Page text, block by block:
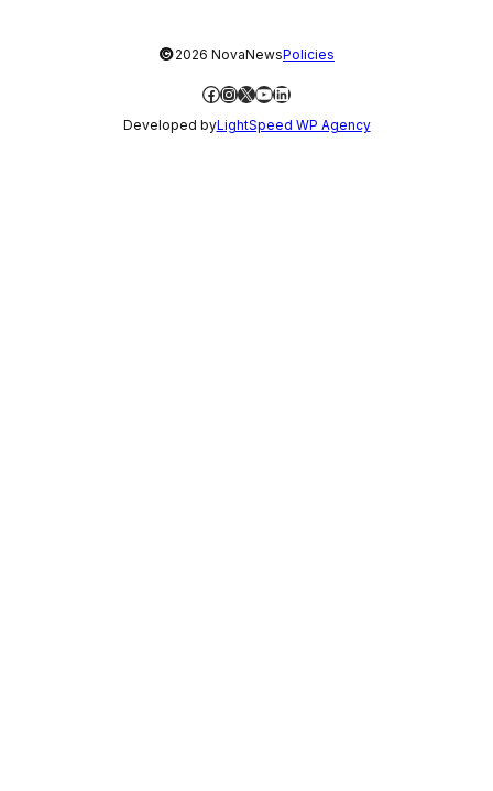
©2026 NovaNewsPolicies
Facebook
Instagram
X YouTube
LinkedIn
Developed byLightSpeed WP Agency